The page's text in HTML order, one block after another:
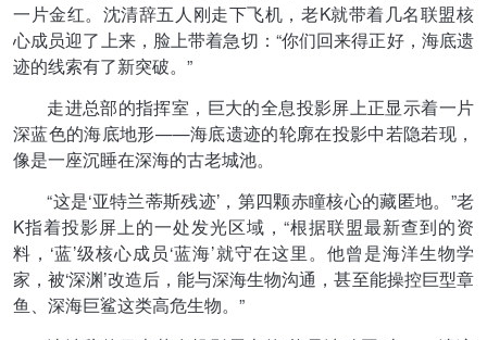
一片金红。沈清辞五人刚走下飞机，老K就带着几名联盟核
心成员迎了上来，脸上带着急切：“你们回来得正好，海底遗
迹的线索有了新突破。”
走进总部的指挥室，巨大的全息投影屏上正显示着一片
深蓝色的海底地形——海底遗迹的轮廓在投影中若隐若现，
像是一座沉睡在深海的古老城池。
“这是‘亚特兰蒂斯残迹’，第四颗赤瞳核心的藏匿地。”老
K指着投影屏上的一处发光区域，“根据联盟最新查到的资
料，‘蓝’级核心成员‘蓝海’就守在这里。他曾是海洋生物学
家，被‘深渊’改造后，能与深海生物沟通，甚至能操控巨型章
鱼、深海巨鲨这类高危生物。”